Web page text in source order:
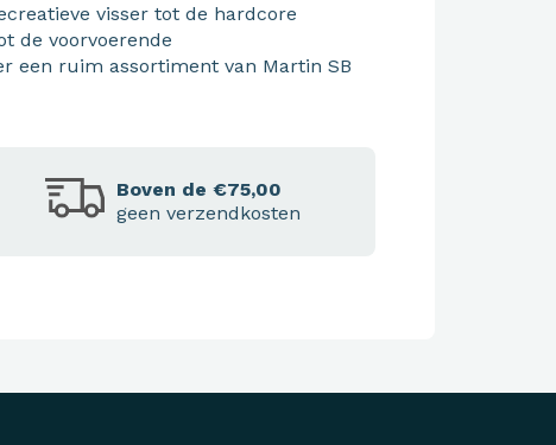
visser tot de hardcore
de voorvoerende
een ruim assortiment van Martin SB
Boven de €75,00
geen verzendkosten